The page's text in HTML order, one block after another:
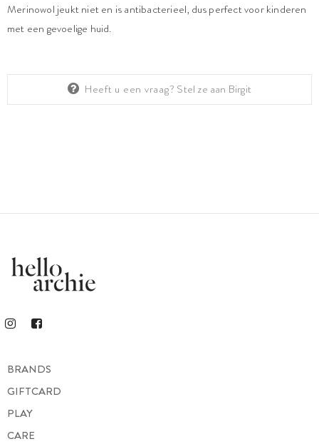
Merinowol jeukt niet en is antibacterieel, dus perfect voor kinderen
met een gevoelige huid.
Heeft u een vraag? Stel ze aan Birgit
BRANDS
GIFTCARD
PLAY
CARE